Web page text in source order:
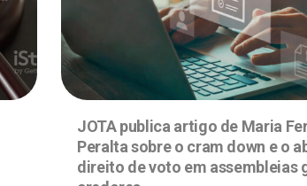
JOTA publica artigo de Maria
Peralta sobre o cram down e o
direito de voto em assembleias